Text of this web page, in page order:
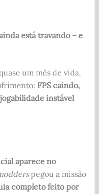
está travando – e
um mês de vida,
FPS caindo,
instável
aparece no
pegou a missão
completo feito por